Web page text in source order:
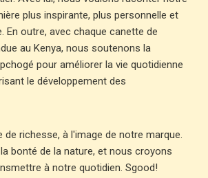
plus inspirante, plus personnelle et
En outre, avec chaque canette de
au Kenya, nous soutenons la
pour améliorer la vie quotidienne
le développement des
de richesse, à l'image de notre marque.
bonté de la nature, et nous croyons
à notre quotidien. Sgood!